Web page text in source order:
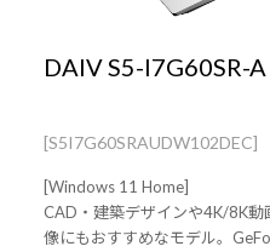
DAIV S5-I7G60SR-A
[S5I7G60SRAUDW102DEC]
[Windows 11 Home]
CAD・建築デザインや4K/8K動
像にもおすすめなモデル。